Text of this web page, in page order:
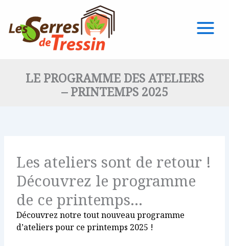
contenu
LE PROGRAMME DES ATELIERS
– PRINTEMPS 2025
Les ateliers sont de retour !
Découvrez le programme
de ce printemps...
Découvrez notre tout nouveau programme
d’ateliers pour ce printemps 2025 !